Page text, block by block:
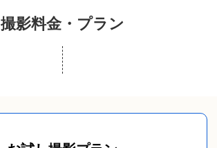
り/当日撮り)
撮影料金・プラン